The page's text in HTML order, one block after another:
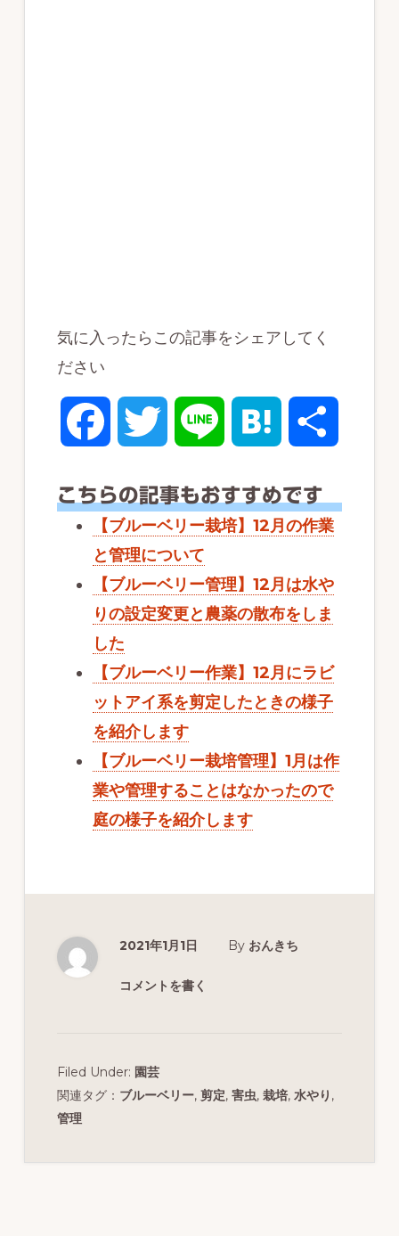
気に入ったらこの記事をシェアしてく
ださい
c
e
b
o
o
k
i
t
t
e
n t
n
a
こちらの記事もおすすめです
【ブルーベリー栽培】12月の作業
と管理について
【ブルーベリー管理】12月は水や
りの設定変更と農薬の散布をしま
した
【ブルーベリー作業】12月にラビ
ットアイ系を剪定したときの様子
を紹介します
【ブルーベリー栽培管理】1月は作
業や管理することはなかったので
庭の様子を紹介します
2021年1月1日 By おんきち
コメントを書く
Filed Under: 園芸
関連タグ： ブルーベリー, 剪定, 害虫, 栽培, 水やり ,
管理